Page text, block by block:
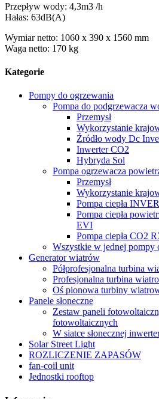
Przepływ wody: 4,3m3 /h
Hałas: 63dB(A)
Wymiar netto: 1060 x 390 x 1560 mm
Waga netto: 170 kg
Kategorie
Pompy do ogrzewania
Pompa do podgrzewacza
Przemysł
Wykorzystanie
Źródło wody Dc
Inwerter CO2
Hybryda Sol
Pompa ogrzewacza
Przemysł
Wykorzystanie
Pompa ciepła
Pompa ciepła
EVI
Pompa ciepła CO2
Wszystkie w jednej pompy
Generator wiatrów
Półprofesjonalna turbina
Profesjonalna turbina
Oś pionowa turbiny
Panele słoneczne
Zestaw paneli
fotowoltaicznych
W siatce słonecznej
Solar Street Light
ROZLICZENIE ZAPASÓW
fan-coil unit
Jednostki rooftop